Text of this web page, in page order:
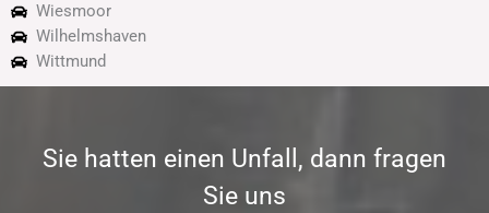
Wiesmoor
Wilhelmshaven
Wittmund
Sie hatten einen Unfall, dann fragen
Sie uns